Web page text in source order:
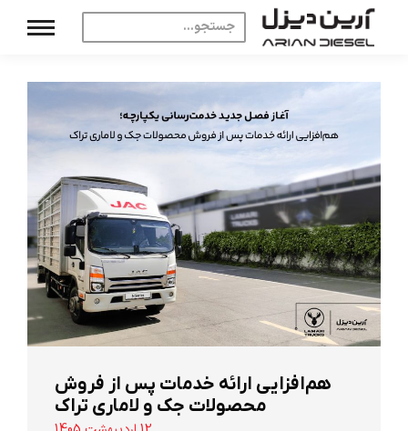
هم‌افزایی ارائه خدمات پس از فروش
محصولات جک و لاماری تراک